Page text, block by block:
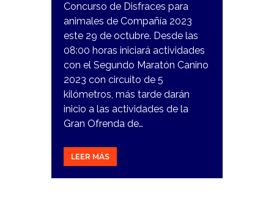
Concurso de Disfraces para
animales de Compañía 2023
este 29 de octubre. Desde las
08:00 horas iniciará actividades
con el Segundo Maratón Canino
2023 con circuito de 5
kilómetros, más tarde darán
inicio a las actividades de la
Gran Ofrenda de…
LEER MÁS